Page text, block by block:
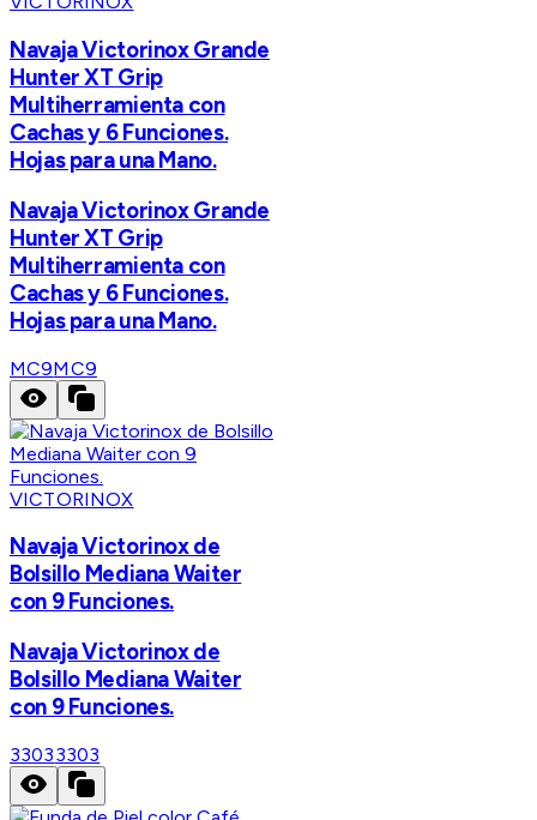
Navaja Victorinox Grande
Hunter XT Grip
Multiherramienta con
Cachas y 6 Funciones.
Hojas para una Mano.
Navaja Victorinox Grande
Hunter XT Grip
Multiherramienta con
Cachas y 6 Funciones.
Hojas para una Mano.
MC9MC9
VICTORINOX
Navaja Victorinox de
Bolsillo Mediana Waiter
con 9 Funciones.
Navaja Victorinox de
Bolsillo Mediana Waiter
con 9 Funciones.
33033303